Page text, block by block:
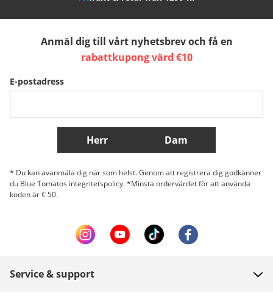
België (Nederlands)
Belgique (Français) Danmark Norge
Fler länder
Anmäl dig till vårt nyhetsbrev och få en
rabattkupong värd €10
E-postadress
Herr Dam
* Du kan avanmäla dig när som helst. Genom att registrera dig godkänner
du Blue Tomatos integritetspolicy. *Minsta ordervärdet för att använda
koden är € 50.
Service & support